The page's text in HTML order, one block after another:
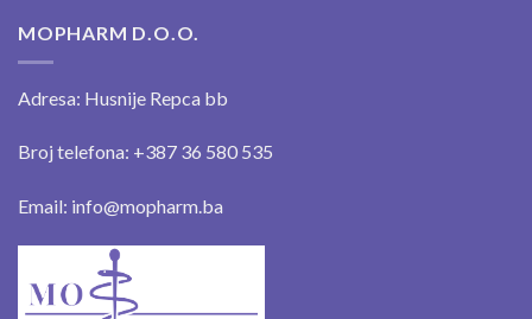
MOPHARM D.O.O.
Adresa: Husnije Repca bb
Broj telefona: +387 36 580 535
Email: info@mopharm.ba